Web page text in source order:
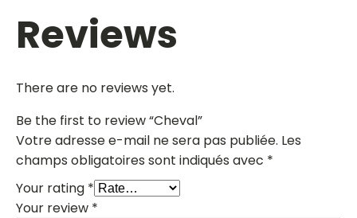
Reviews
There are no reviews yet.
Be the first to review “Cheval”
Votre adresse e-mail ne sera pas publiée. Les
champs obligatoires sont indiqués avec *
Your rating *
Your review *